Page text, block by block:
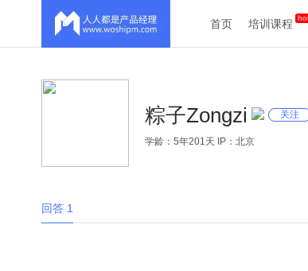
首页 培训课程
粽子Zongzi 关注
学龄：5年201天 IP：北京
回答 1